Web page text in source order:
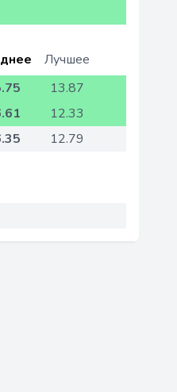
Лучшее
13.87
12.33
12.79